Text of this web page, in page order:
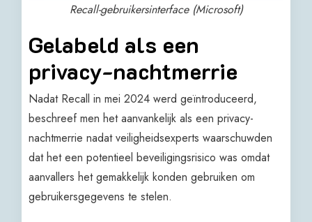
Recall-gebruikersinterface (Microsoft)
​Gelabeld als een
privacy-nachtmerrie
Nadat Recall in mei 2024 werd geïntroduceerd,
beschreef men het aanvankelijk als een privacy-
nachtmerrie nadat veiligheidsexperts waarschuwden
dat het een potentieel beveiligingsrisico was omdat
aanvallers het gemakkelijk konden gebruiken om
gebruikersgegevens te stelen.